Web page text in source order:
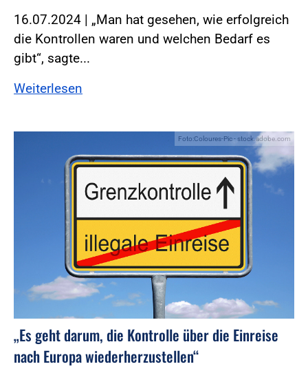
16.07.2024 | „Man hat gesehen, wie erfolgreich
die Kontrollen waren und welchen Bedarf es
gibt“, sagte...
Weiterlesen
Foto:Coloures-Pic - stock.adobe.com
„Es geht darum, die Kontrolle über die Einreise
nach Europa wiederherzustellen“